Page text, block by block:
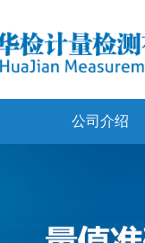
公司介绍